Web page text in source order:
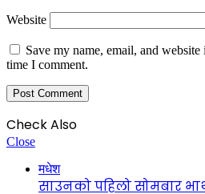
Website
Save my name, email, and
time I comment.
Check Also
Close
मधेश
साउनको पहिलो सोमबार